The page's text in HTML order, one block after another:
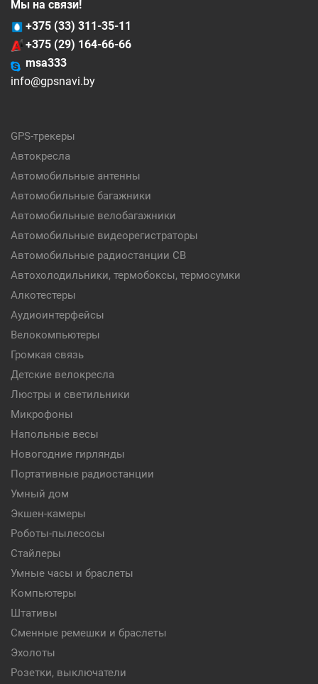
Мы на связи!
+375 (33) 311-35-11
+375 (29) 164-66-66
msa333
info@gpsnavi.by
GPS-трекеры
Автокресла
Автомобильные антенны
Автомобильные багажники
Автомобильные велобагажники
Автомобильные видеорегистраторы
Автомобильные радиостанции CB
Автохолодильники, термобоксы, термосумки
Алкотестеры
Аудиоинтерфейсы
Велокомпьютеры
Громкая связь
Детские велокресла
Люстры и светильники
Микрофоны
Напольные весы
Новогодние гирлянды
Портативные радиостанции
Умный дом
Экшен-камеры
Роботы-пылесосы
Стайлеры
Умные часы и браслеты
Компьютеры
Штативы
Сменные ремешки и браслеты
Эхолоты
Розетки, выключатели